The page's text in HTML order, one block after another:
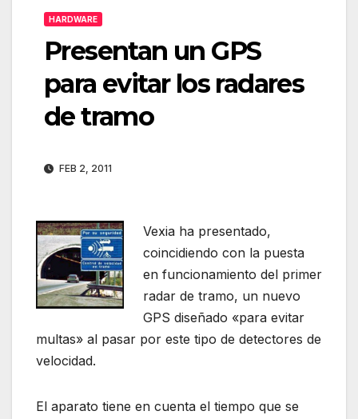
HARDWARE
Presentan un GPS
para evitar los radares
de tramo
FEB 2, 2011
Vexia ha presentado,
coincidiendo con la puesta
en funcionamiento del primer
radar de tramo, un nuevo
GPS diseñado «para evitar
multas» al pasar por este tipo de detectores de
velocidad.
El aparato tiene en cuenta el tiempo que se